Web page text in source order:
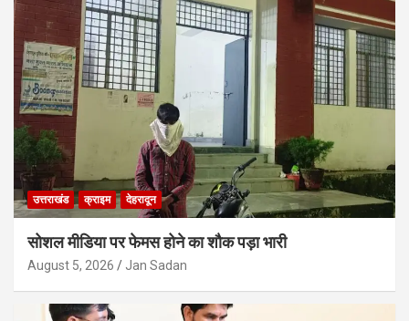
उत्तराखंड क्राइम देहरादून
सोशल मीडिया पर फेमस होने का शौक पड़ा भारी
August 5, 2026 Jan Sadan